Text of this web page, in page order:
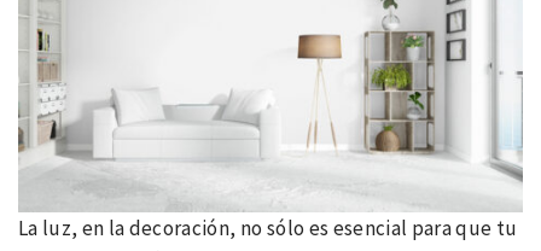
La luz, en la decoración, no sólo es esencial para que tu